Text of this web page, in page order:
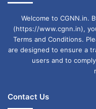
Welcome to CGNN.in.
(https://www.cgnn.in),
Terms and Conditions.
are designed to ensure a
users and to
Contact Us